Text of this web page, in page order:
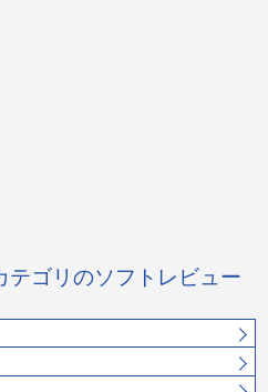
テゴリのソフトレビュー